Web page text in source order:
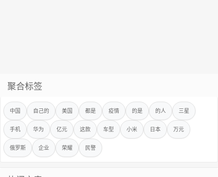
聚合标签
中国 自己的 美国 都是 疫情 的是 的人 三星
手机 华为 亿元 这款 车型 小米 日本 万元
俄罗斯 企业 荣耀 民警